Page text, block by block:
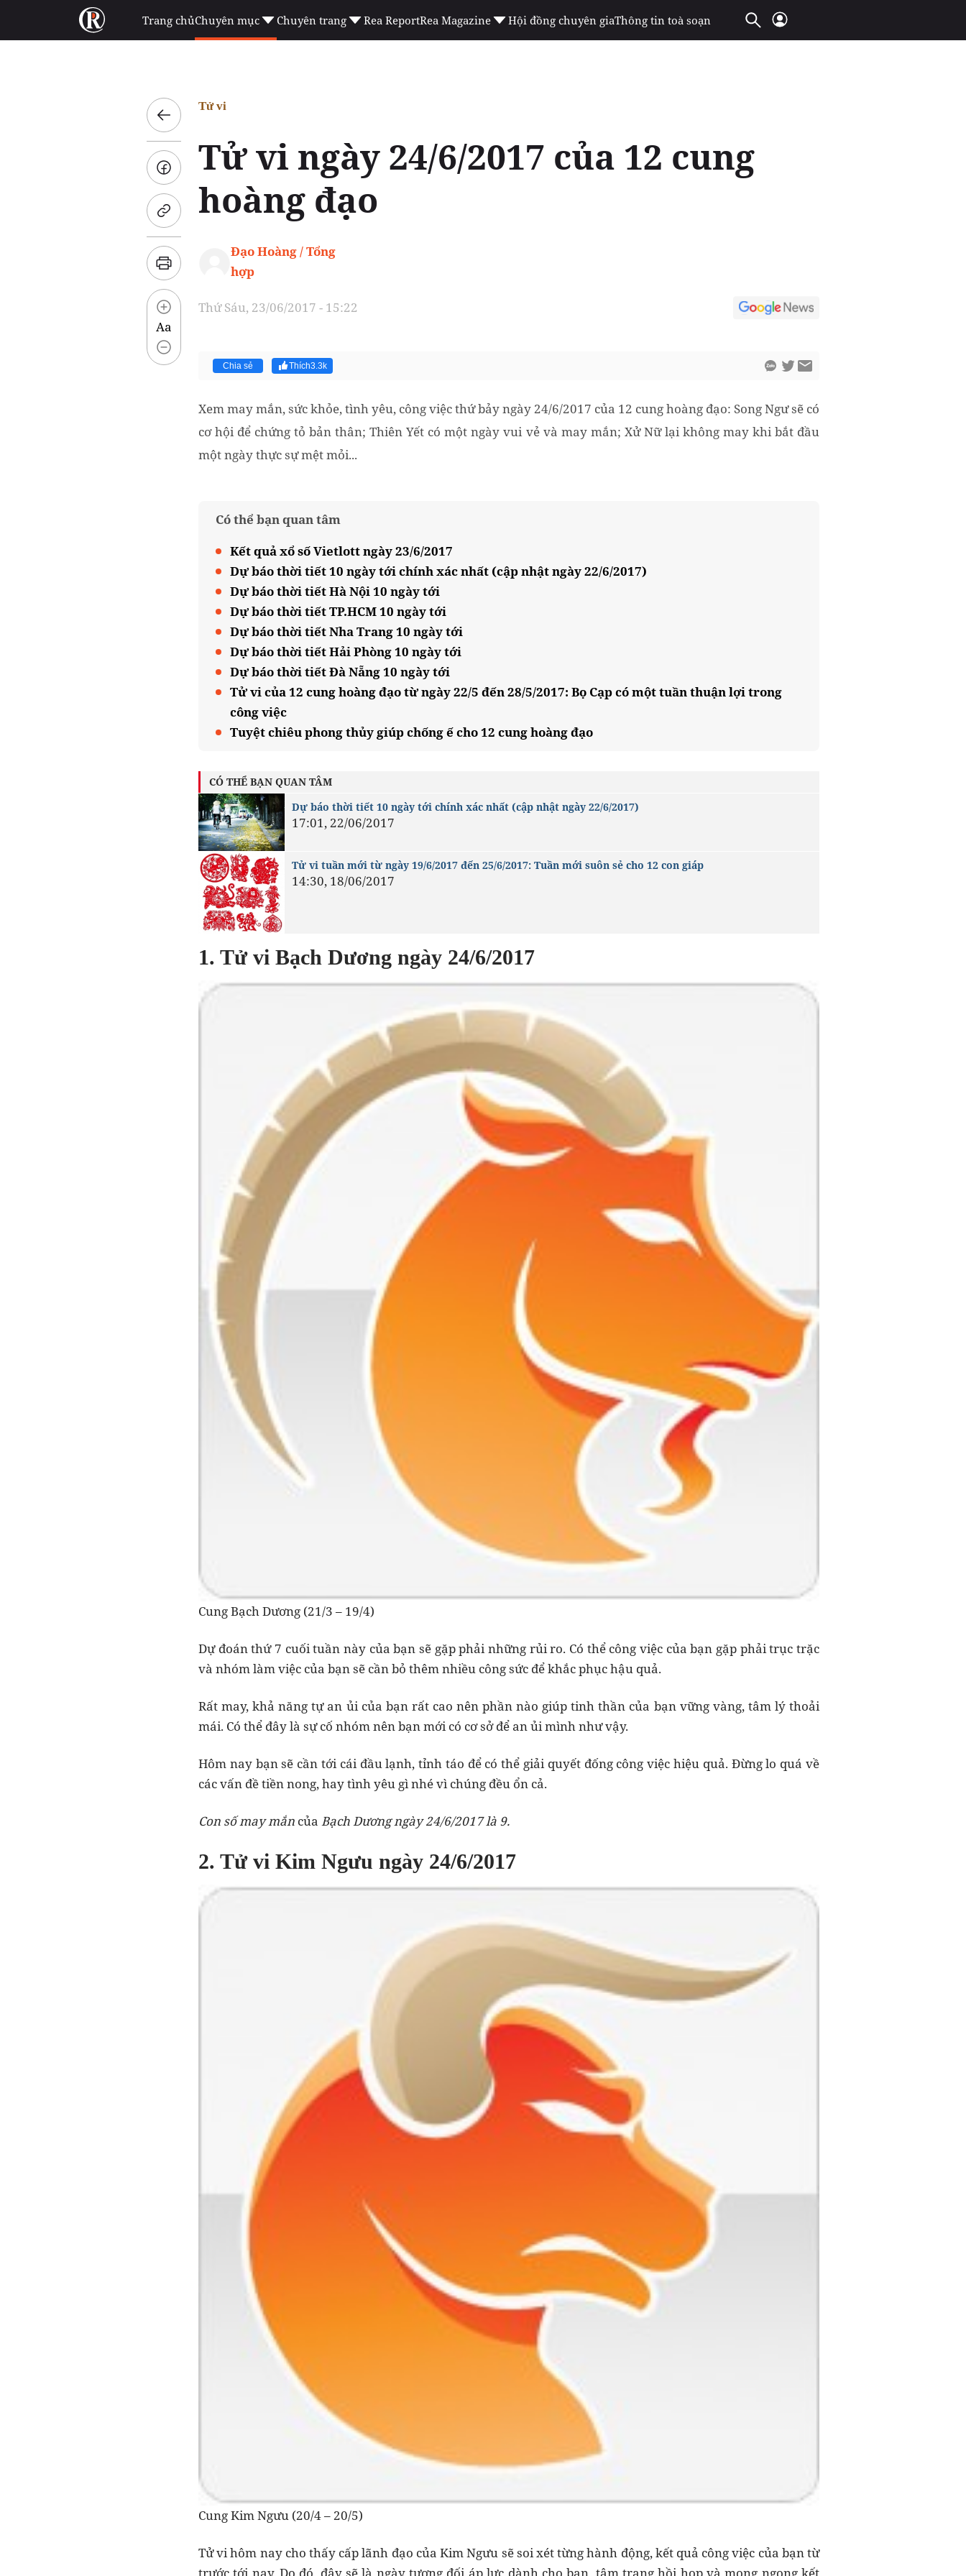
Trang chủChuyên mục Chuyên trang Rea ReportRea Magazine Hội đồng chuyên giaThông tin toà soạn
Aa
Tử vi
Tử vi ngày 24/6/2017 của 12 cung
hoàng đạo
Đạo Hoàng / Tổng
hợp
Thứ Sáu, 23/06/2017 - 15:22
Chia sẻ Thích3.3k
Xem may mắn, sức khỏe, tình yêu, công việc thứ bảy ngày 24/6/2017 của 12 cung hoàng đạo: Song Ngư sẽ có
cơ hội để chứng tỏ bản thân; Thiên Yết có một ngày vui vẻ và may mắn; Xử Nữ lại không may khi bắt đầu
một ngày thực sự mệt mỏi...
Có thể bạn quan tâm
Kết quả xổ số Vietlott ngày 23/6/2017
Dự báo thời tiết 10 ngày tới chính xác nhất (cập nhật ngày 22/6/2017)
Dự báo thời tiết Hà Nội 10 ngày tới
Dự báo thời tiết TP.HCM 10 ngày tới
Dự báo thời tiết Nha Trang 10 ngày tới
Dự báo thời tiết Hải Phòng 10 ngày tới
Dự báo thời tiết Đà Nẵng 10 ngày tới
Tử vi của 12 cung hoàng đạo từ ngày 22/5 đến 28/5/2017: Bọ Cạp có một tuần thuận lợi trong
công việc
Tuyệt chiêu phong thủy giúp chống ế cho 12 cung hoàng đạo
CÓ THỂ BẠN QUAN TÂM
Dự báo thời tiết 10 ngày tới chính xác nhất (cập nhật ngày 22/6/2017)
17:01, 22/06/2017
Tử vi tuần mới từ ngày 19/6/2017 đến 25/6/2017: Tuần mới suôn sẻ cho 12 con giáp
14:30, 18/06/2017
1. Tử vi Bạch Dương ngày 24/6/2017
Cung Bạch Dương (21/3 – 19/4)
Dự đoán thứ 7 cuối tuần này của bạn sẽ gặp phải những rủi ro. Có thể công việc của bạn gặp phải trục trặc
và nhóm làm việc của bạn sẽ cần bỏ thêm nhiều công sức để khắc phục hậu quả.
Rất may, khả năng tự an ủi của bạn rất cao nên phần nào giúp tinh thần của bạn vững vàng, tâm lý thoải
mái. Có thể đây là sự cố nhóm nên bạn mới có cơ sở để an ủi mình như vậy.
Hôm nay bạn sẽ cần tới cái đầu lạnh, tỉnh táo để có thể giải quyết đống công việc hiệu quả. Đừng lo quá về
các vấn đề tiền nong, hay tình yêu gì nhé vì chúng đều ổn cả.
Con số may mắn của Bạch Dương ngày 24/6/2017 là 9.
2. Tử vi Kim Ngưu ngày 24/6/2017
Cung Kim Ngưu (20/4 – 20/5)
Tử vi hôm nay cho thấy cấp lãnh đạo của Kim Ngưu sẽ soi xét từng hành động, kết quả công việc của bạn từ
trước tới nay. Do đó, đây sẽ là ngày tương đối áp lực dành cho bạn, tâm trạng hồi họp và mong ngong kết